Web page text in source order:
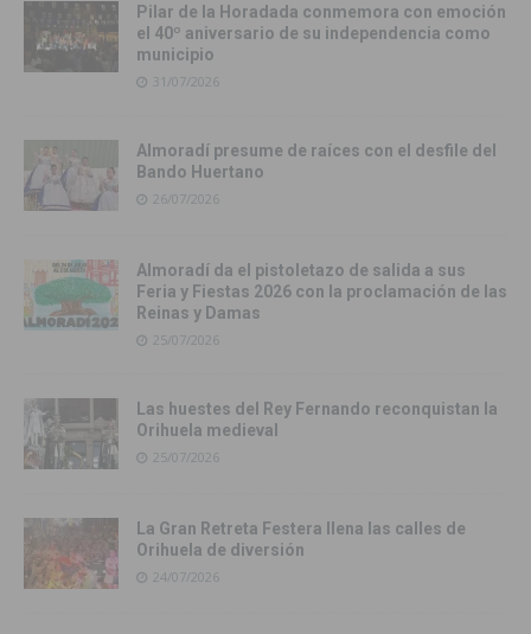
Pilar de la Horadada conmemora con emoción
el 40º aniversario de su independencia como
municipio
31/07/2026
Almoradí presume de raíces con el desfile del
Bando Huertano
26/07/2026
Almoradí da el pistoletazo de salida a sus
Feria y Fiestas 2026 con la proclamación de las
Reinas y Damas
25/07/2026
Las huestes del Rey Fernando reconquistan la
Orihuela medieval
25/07/2026
La Gran Retreta Festera llena las calles de
Orihuela de diversión
24/07/2026